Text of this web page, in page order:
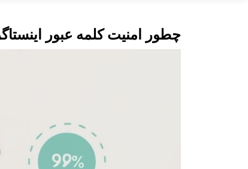
چطور امنیت کلمه عبور